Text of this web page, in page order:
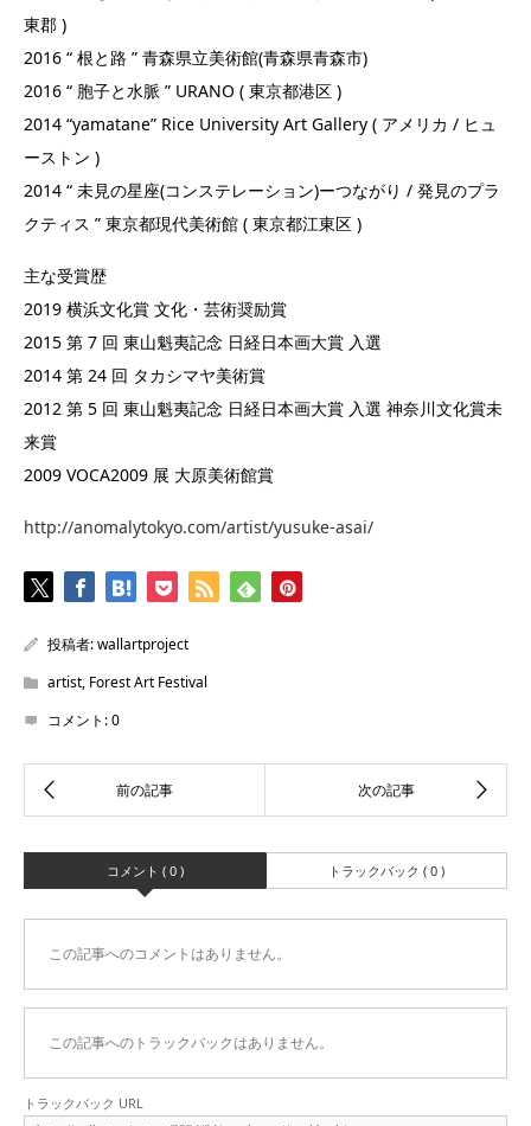
東郡 )
2016 “ 根と路 ” 青森県立美術館(青森県青森市)
2016 “ 胞子と水脈 ” URANO ( 東京都港区 )
2014 “yamatane” Rice University Art Gallery ( アメリカ / ヒュ
ーストン )
2014 “ 未見の星座(コンステレーション)ーつながり / 発見のプラ
クティス ” 東京都現代美術館 ( 東京都江東区 )
主な受賞歴
2019 横浜文化賞 文化・芸術奨励賞
2015 第 7 回 東山魁夷記念 日経日本画大賞 入選
2014 第 24 回 タカシマヤ美術賞
2012 第 5 回 東山魁夷記念 日経日本画大賞 入選 神奈川文化賞未
来賞
2009 VOCA2009 展 大原美術館賞
http://anomalytokyo.com/artist/yusuke-asai/
投稿者:wallartproject
artist, Forest Art Festival
コメント:0
コメント ( 0 ) トラックバック ( 0 )
この記事へのコメントはありません。
この記事へのトラックバックはありません。
トラックバック URL